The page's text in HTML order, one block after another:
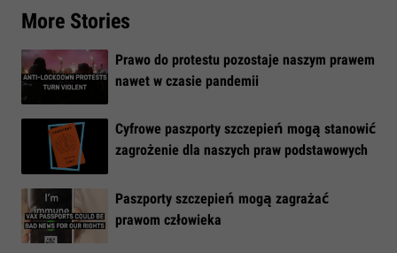
More Stories
​Prawo do protestu pozostaje naszym prawem
nawet w czasie pandemii
​Cyfrowe paszporty szczepień mogą stanowić
zagrożenie dla naszych praw podstawowych
​Paszporty szczepień mogą zagrażać
prawom człowieka